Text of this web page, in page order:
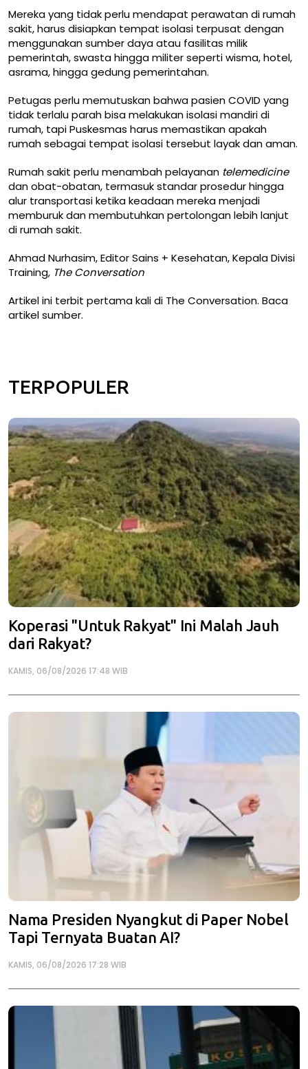
Mereka yang tidak perlu mendapat perawatan di rumah
sakit, harus disiapkan tempat isolasi terpusat dengan
menggunakan sumber daya atau fasilitas milik
pemerintah, swasta hingga militer seperti wisma, hotel,
asrama, hingga gedung pemerintahan.
Petugas perlu memutuskan bahwa pasien COVID yang
tidak terlalu parah bisa melakukan isolasi mandiri di
rumah, tapi Puskesmas harus memastikan apakah
rumah sebagai tempat isolasi tersebut layak dan aman.
Rumah sakit perlu menambah pelayanan telemedicine
dan obat-obatan, termasuk standar prosedur hingga
alur transportasi ketika keadaan mereka menjadi
memburuk dan membutuhkan pertolongan lebih lanjut
di rumah sakit.
Ahmad Nurhasim, Editor Sains + Kesehatan, Kepala Divisi
Training, The Conversation
Artikel ini terbit pertama kali di The Conversation. Baca
artikel sumber.
TERPOPULER
Koperasi "Untuk Rakyat" Ini Malah Jauh
dari Rakyat?
KAMIS, 06/08/2026 17:48 WIB
Nama Presiden Nyangkut di Paper Nobel
Tapi Ternyata Buatan AI?
KAMIS, 06/08/2026 17:28 WIB